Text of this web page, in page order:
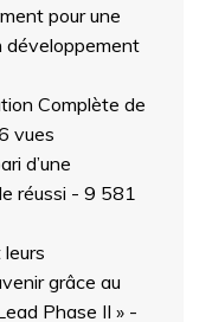
pour une
développement
Complète de
vues
d’une
réussi - 9 581
grâce au
Phase II »-